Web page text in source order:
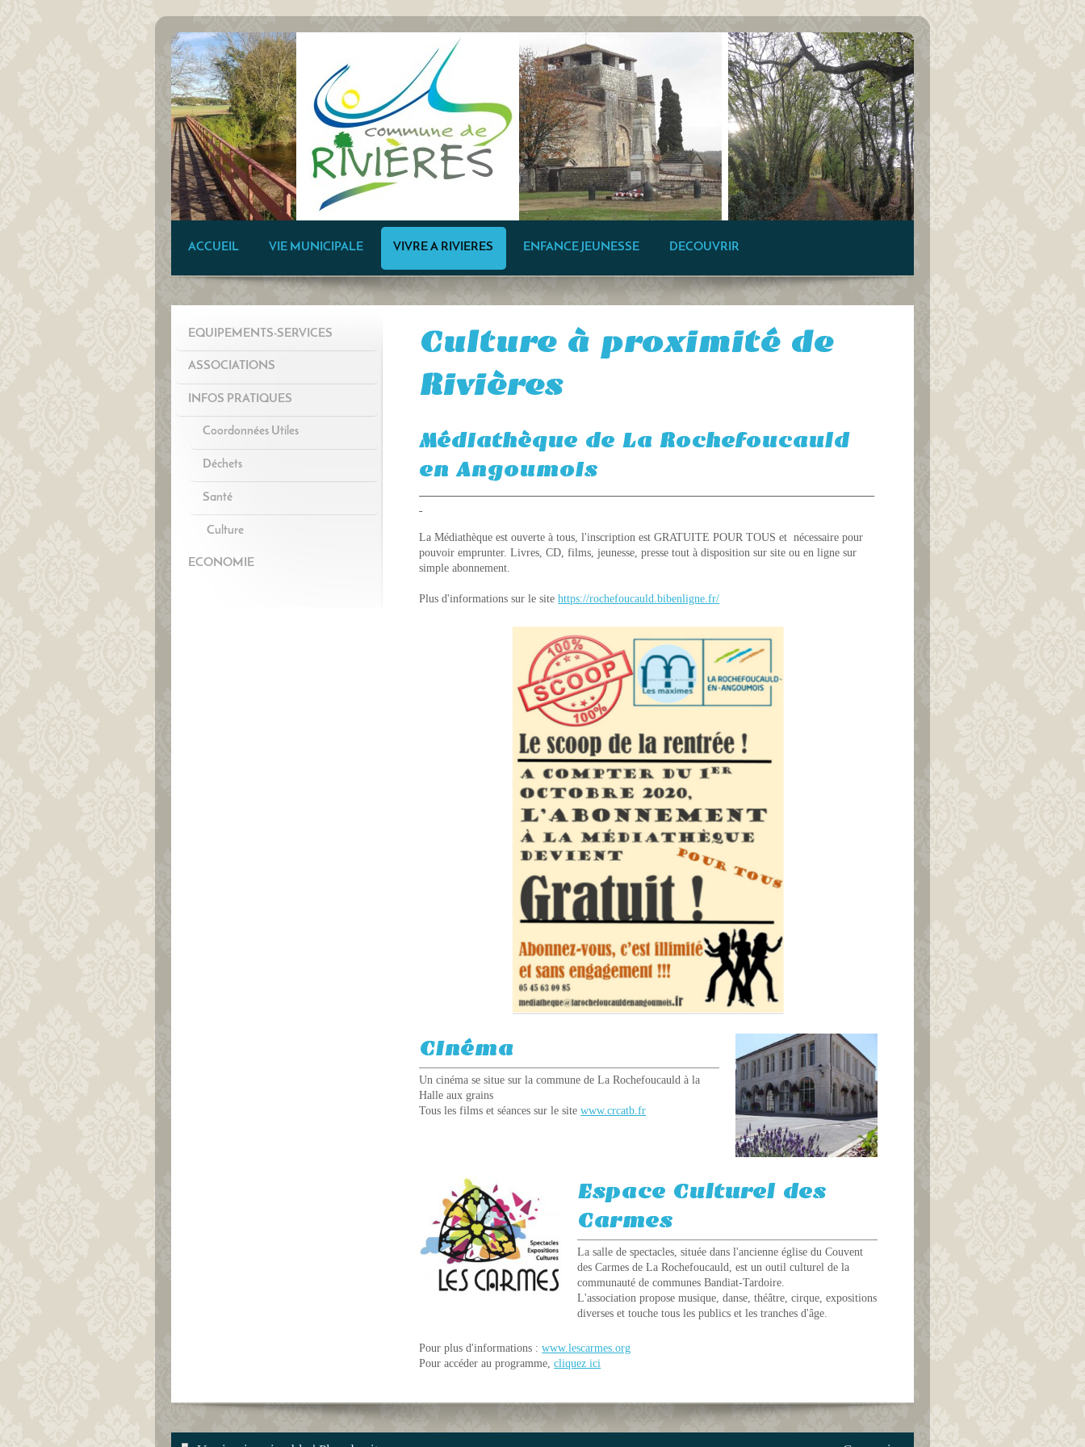
ACCUEIL VIE MUNICIPALE VIVRE A RIVIERES ENFANCE JEUNESSE DECOUVRIR
Culture à proximité de
Rivières
Médiathèque de La Rochefoucauld
en Angoumois
La Médiathèque est ouverte à tous, l'inscription est GRATUITE POUR TOUS et nécessaire pour
pouvoir emprunter. Livres, CD, films, jeunesse, presse tout à disposition sur site ou en ligne sur
simple abonnement.
Plus d'informations sur le sitehttps://rochefoucauld.bibenligne.fr/
Cinéma
Un cinéma se situe sur la commune de La Rochefoucauld à la
Halle aux grains
Tous les films et séances sur le sitewww.crcatb.fr
Espace Culturel des
Carmes
La salle de spectacles,située dans l'ancienne église du Couvent
des Carmes de La Rochefoucauld,est un outil culturel de la
communauté de communes Bandiat-Tardoire.
L'association propose musique, danse, théâtre, cirque, expositions
diverses et touche tous les publics et les tranches d'âge.
Pour plus d'informations :www.lescarmes.org
Pour accéder au programme,cliquez ici
EQUIPEMENTS-SERVICES
ASSOCIATIONS
INFOS PRATIQUES
Coordonnées Utiles
Déchets
Santé
Culture
ECONOMIE